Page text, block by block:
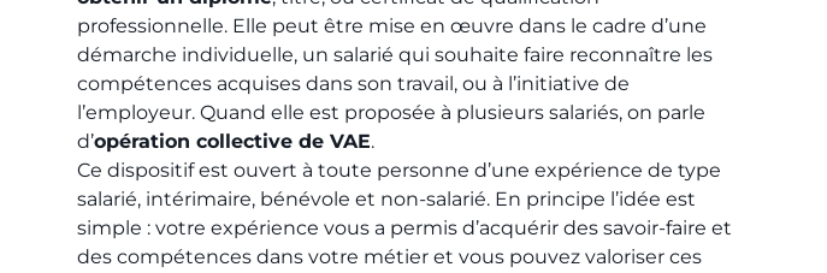
professionnelle. Elle peut être mise en œuvre dans le cadre d’une
démarche individuelle, un salarié qui souhaite faire reconnaître les
compétences acquises dans son travail, ou à l’initiative de
l’employeur. Quand elle est proposée à plusieurs salariés, on parle
d’opération collective de VAE.
Ce dispositif est ouvert à toute personne d’une expérience de type
salarié, intérimaire, bénévole et non-salarié.​ En principe l’idée est
simple : votre expérience vous a permis d’acquérir des savoir-faire et
des compétences dans votre métier et vous pouvez valoriser ces